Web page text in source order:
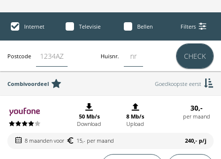
Internet Televisie Bellen Filters
Postcode Huisnr. CHECK
Combivoordeel Goedkoopste eerst
50 Mb/s
Download
8 Mb/s
Upload
30,-
per maand
8 maanden voor 15,- per maand 240,- p/j